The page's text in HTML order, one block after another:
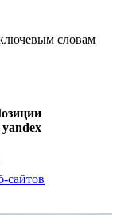
словам
yandex
сайтов